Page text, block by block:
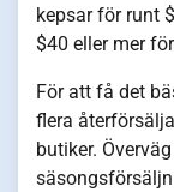
kepsar för runt
$40 eller mer
För att få det
flera
butiker.